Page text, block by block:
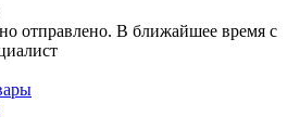
отправлено. В ближайшее время с